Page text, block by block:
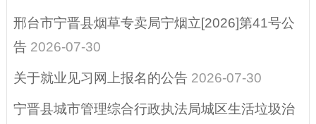
困
征地信息
其他
邢台市宁晋县烟草专卖局宁烟立[2026]第41号公
告 2026-07-30
关于就业见习网上报名的公告 2026-07-30
宁晋县城市管理综合行政执法局城区生活垃圾治